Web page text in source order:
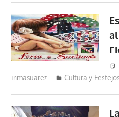
inmasuarez
Cultura y Festejos